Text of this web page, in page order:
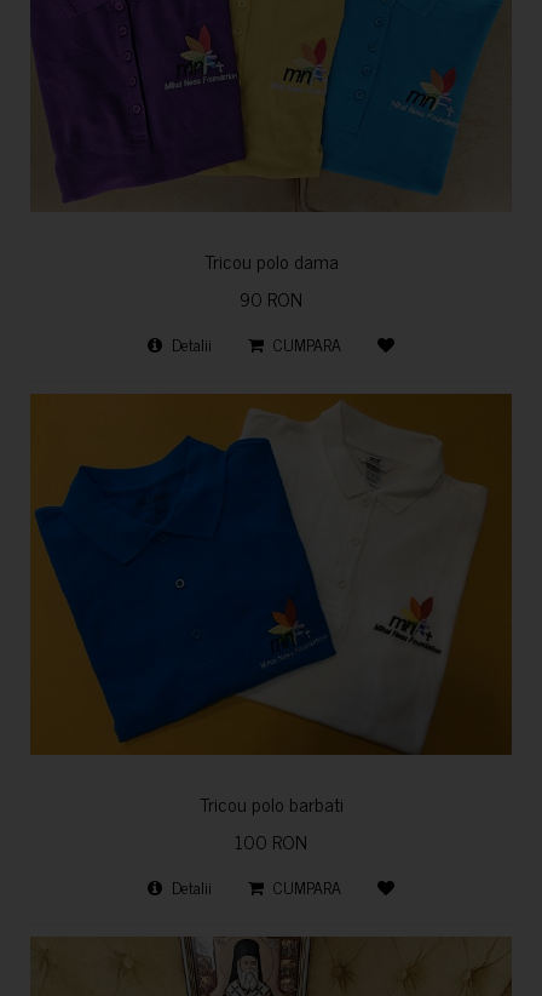
Tricou polo dama
90 RON
Detalii CUMPARA
Tricou polo barbati
100 RON
Detalii CUMPARA